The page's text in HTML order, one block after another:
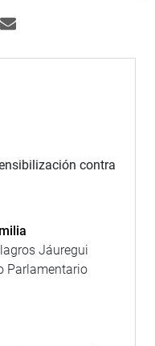
contra
Jáuregui
Parlamentario